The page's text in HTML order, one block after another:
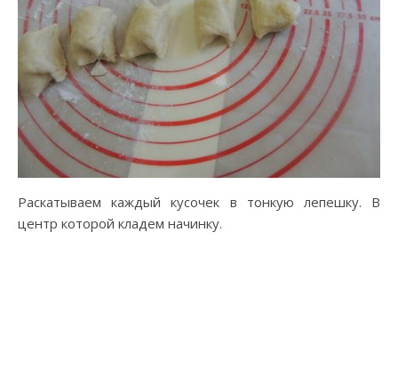
Раскатываем каждый кусочек в тонкую лепешку. В
центр которой кладем начинку.